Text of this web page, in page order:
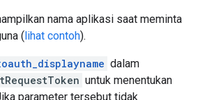
nama aplikasi saat meminta
(lihat contoh).
dalam
untuk menentukan
parameter tersebut tidak